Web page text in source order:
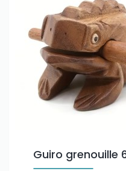
Guiro grenouille